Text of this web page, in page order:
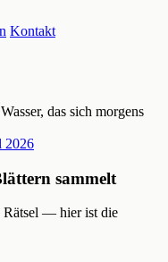
Kontakt
Wasser, das sich morgens
2026
sammelt
Rätsel — hier ist die